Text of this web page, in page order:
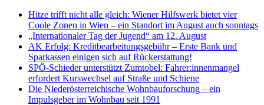
Hitze trifft nicht alle gleich: Wiener Hilfswerk bietet vier
Coole Zonen in Wien – ein Standort im August auch sonntags
„Internationaler Tag der Jugend“ am 12. August
AK Erfolg: Kreditbearbeitungsgebühr – Erste Bank und
Sparkassen einigen sich auf Rückerstattung!
SPÖ-Schieder unterstützt Zumtobel: Fahrer:innenmangel
erfordert Kurswechsel auf Straße und Schiene
Die Niederösterreichische Wohnbauforschung – ein
Impulsgeber im Wohnbau seit 1991